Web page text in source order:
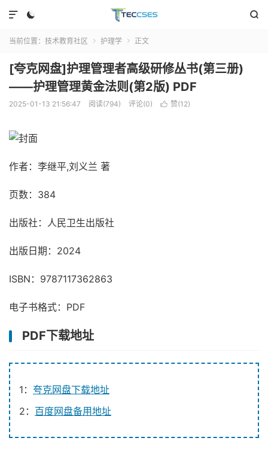
 

当前位置： 技术教育社区  护理学  正文
[夸克网盘]护理管理者高级研修丛书(第三册)
——护理管理黄金法则(第2版) PDF
2025-01-13 21:56:47 阅读(794) 评论(0)  赞(12)
作者：李继平,刘义兰 著
页数：384
出版社：人民卫生出版社
出版日期：2024
ISBN：9787117362863
电子书格式：PDF
PDF下载地址
1： 夸克网盘下载地址
2： 百度网盘备用地址